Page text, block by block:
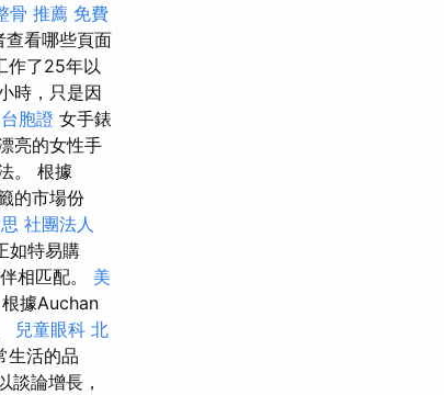
骨 推薦 免費
查看哪些頁面
作了25年以
時，只是因
台胞證 女手錶
亮的女性手
。 根據
的市場份
社團法人
如特易購
相匹配。 美
據Auchan
兒童眼科 北
生活的品
談論增長，